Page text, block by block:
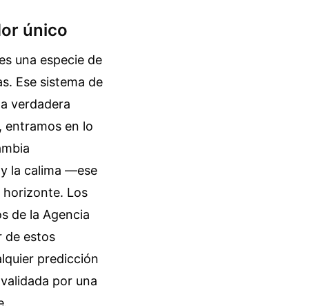
único
una especie de
Ese sistema de
verdadera
entramos en lo
la calima —ese
horizonte. Los
de la Agencia
de estos
predicción
por una